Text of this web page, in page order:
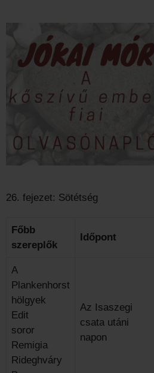
26. fejezet: Sötétség
Főbb
szereplők
Időpont
A
Plankenhorst
hölgyek
Edit
soror
Remigia
Rideghváry
Az Isaszegi
csata utáni
napon